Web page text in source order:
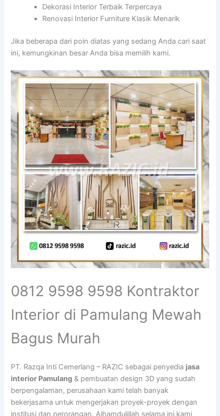
Dekorasi Interior Terbaik Terpercaya
Renovasi Interior Furniture Klasik Menarik
Jika beberapa dari poin diatas yang sedang Anda cari saat
ini, kemungkinan besar Anda bisa memilih kami.
0812 9598 9598 Kontraktor
Interior di Pamulang Mewah
Bagus Murah
PT. Razqa Inti Cemerlang – RAZIC sebagai penyedia jasa
interior Pamulang & pembuatan design 3D yang sudah
berpengalaman, perusahaan kami telah banyak
bekerjasama untuk mengerjakan proyek-proyek dengan
institusi dan perorangan. Alhamdulillah selama ini kami